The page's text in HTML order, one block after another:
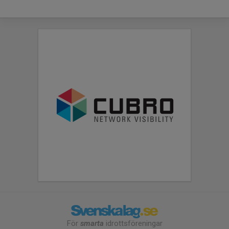
För smarta idrottsföreningar